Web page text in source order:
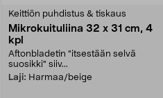
Keittiön puhdistus & tiskaus
Mikrokuituliina 32 x 31 cm, 4
kpl
Aftonbladetin "itsestään selvä
suosikki" siiv...
Laji: Harmaa/beige